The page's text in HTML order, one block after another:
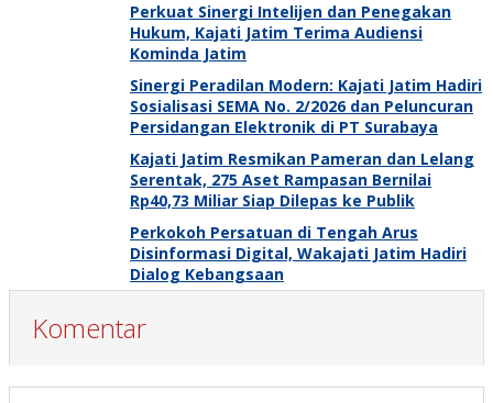
Perkuat Sinergi Intelijen dan Penegakan
Hukum, Kajati Jatim Terima Audiensi
Kominda Jatim
Sinergi Peradilan Modern: Kajati Jatim Hadiri
Sosialisasi SEMA No. 2/2026 dan Peluncuran
Persidangan Elektronik di PT Surabaya
Kajati Jatim Resmikan Pameran dan Lelang
Serentak, 275 Aset Rampasan Bernilai
Rp40,73 Miliar Siap Dilepas ke Publik
Perkokoh Persatuan di Tengah Arus
Disinformasi Digital, Wakajati Jatim Hadiri
Dialog Kebangsaan
Komentar